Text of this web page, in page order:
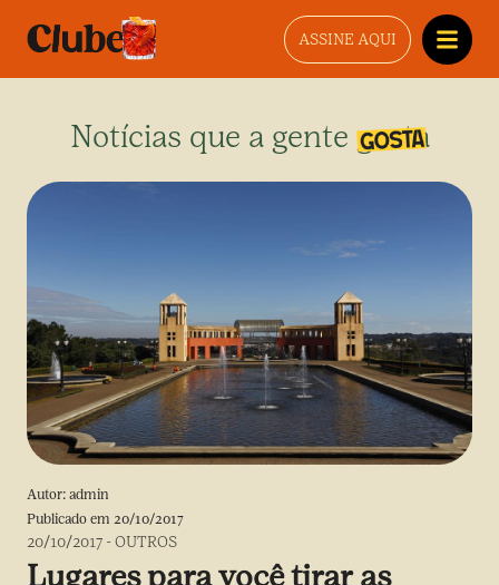
ASSINE AQUI
Notícias que a gente gosta
Autor: admin
Publicado em 20/10/2017
20/10/2017 -OUTROS
Lugares para você tirar as